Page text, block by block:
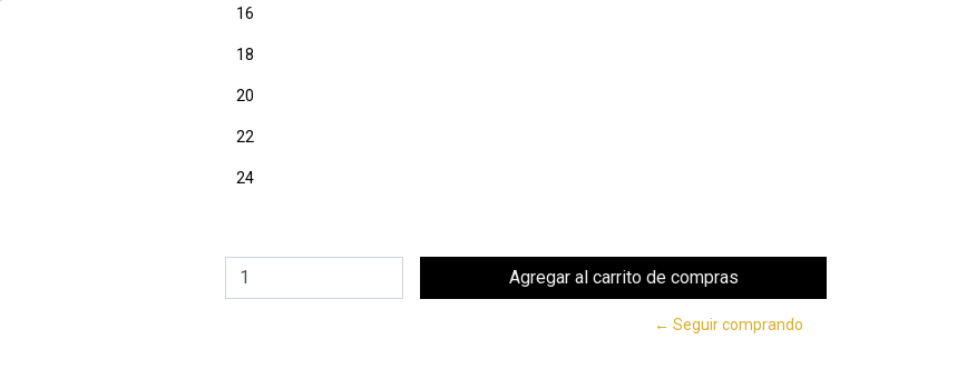
16
18
20
22
24
← Seguir comprando